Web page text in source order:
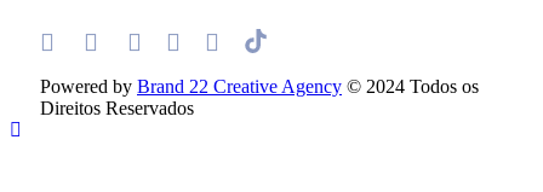
Powered by Brand 22 Creative Agency © 2024 Todos os
Direitos Reservados